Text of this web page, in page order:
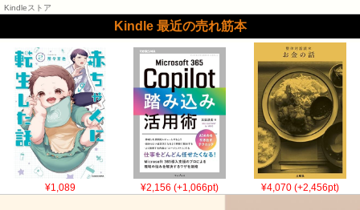
Kindleストア
Kindle 最近の売れ筋本
¥1,089 ¥2,156 (+1,066pt) ¥4,070 (+2,456pt)